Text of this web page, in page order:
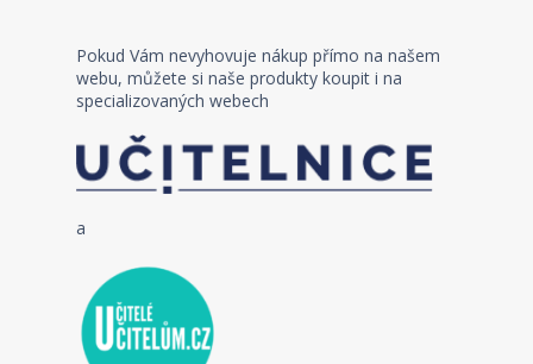
Pokud Vám nevyhovuje nákup přímo na našem
webu, můžete si naše produkty koupit i na
specializovaných webech
a